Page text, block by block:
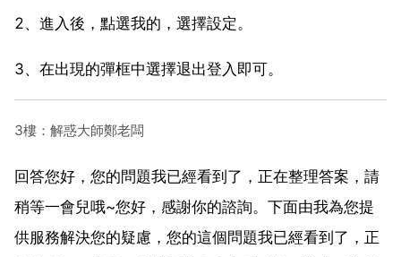
2、進入後，點選我的，選擇設定。
3、在出現的彈框中選擇退出登入即可。
3樓：解惑大師鄭老闆
回答您好，您的問題我已經看到了，正在整理答案，請
稍等一會兒哦~您好，感謝你的諮詢。下面由我為您提
供服務解決您的疑慮，您的這個問題我已經看到了，正